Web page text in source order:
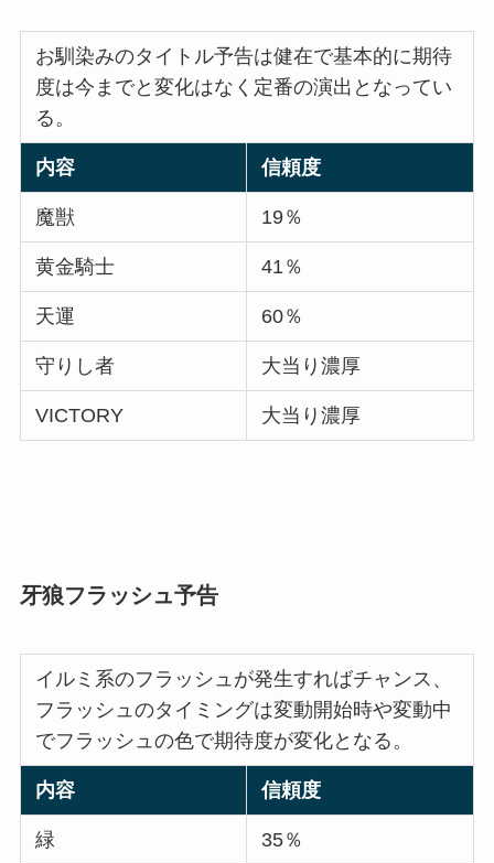
お馴染みのタイトル予告は健在で基本的に期待
度は今までと変化はなく定番の演出となってい
る。
内容 信頼度
魔獣 19％
黄金騎士 41％
天運 60％
守りし者 大当り濃厚
VICTORY 大当り濃厚
牙狼フラッシュ予告
イルミ系のフラッシュが発生すればチャンス、
フラッシュのタイミングは変動開始時や変動中
でフラッシュの色で期待度が変化となる。
内容 信頼度
緑 35％